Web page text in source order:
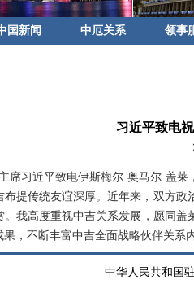
国新闻 中厄关系 领事
习近平致电
席习近平致电伊斯梅尔·奥马尔·盖
布提传统友谊深厚。近年来，双方
我高度重视中吉关系发展，愿同
，不断丰富中吉全面战略伙伴关系
中华人民共和国